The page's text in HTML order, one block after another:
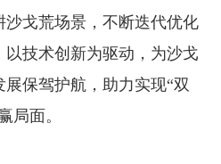
戈荒场景，不断迭代优化
技术创新为驱动，为沙戈
保驾护航，助力实现“双
局面。